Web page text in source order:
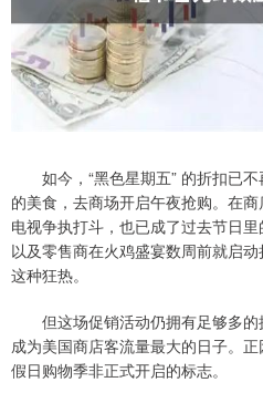
如今，“黑色星期五” 的折扣已不
的美食，去商场开启午夜抢购。在
电视争执打斗，也已成了过去节日里
以及零售商在火鸡盛宴数周前就启
这种狂热。
但这场促销活动仍拥有足够多的
成为美国商店客流量最大的日子。
假日购物季非正式开启的标志。